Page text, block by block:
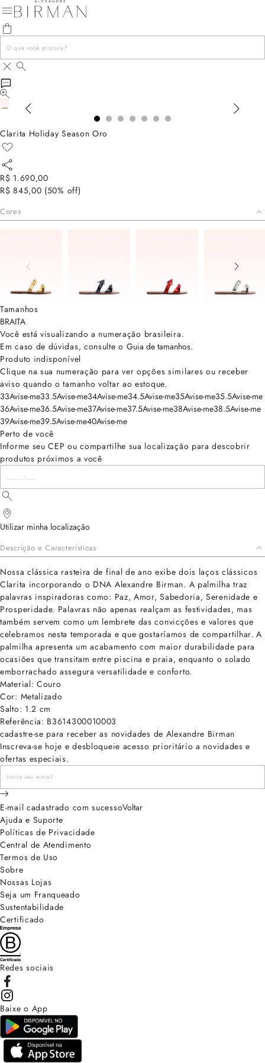
Clarita Holiday Season Oro
R$ 1.690,00
R$ 845,00 (50% off)
Cores
Tamanhos
BRAITA
Você está visualizando a numeração brasileira.
Em caso de dúvidas, consulte o Guia de tamanhos.
Produto indisponível
Clique na sua numeração para ver opções similares ou receber
aviso quando o tamanho voltar ao estoque.
33Avise-me33.5Avise-me34Avise-me34.5Avise-me35Avise-me35.5Avise-me
36Avise-me36.5Avise-me37Avise-me37.5Avise-me38Avise-me38.5Avise-me
39Avise-me39.5Avise-me40Avise-me
Perto de você
Informe seu CEP ou compartilhe sua localização para descobrir
produtos próximos a você
Utilizar minha localização
Descrição e Características
Nossa clássica rasteira de final de ano exibe dois laços clássicos
Clarita incorporando o DNA Alexandre Birman. A palmilha traz
palavras inspiradoras como: Paz, Amor, Sabedoria, Serenidade e
Prosperidade. Palavras não apenas realçam as festividades, mas
também servem como um lembrete das convicções e valores que
celebramos nesta temporada e que gostaríamos de compartilhar. A
palmilha apresenta um acabamento com maior durabilidade para
ocasiões que transitam entre piscina e praia, enquanto o solado
emborrachado assegura versatilidade e conforto.
Material: Couro
Cor: Metalizado
Salto: 1.2 cm
Referência: B3614300010003
cadastre-se para receber as novidades de Alexandre Birman
Inscreva-se hoje e desbloqueie acesso prioritário a novidades e
ofertas especiais.
E-mail cadastrado com sucessoVoltar
Ajuda e Suporte
Políticas de Privacidade
Central de Atendimento
Termos de Uso
Sobre
Nossas Lojas
Seja um Franqueado
Sustentabilidade
Certificado
Redes sociais
Baixe o App